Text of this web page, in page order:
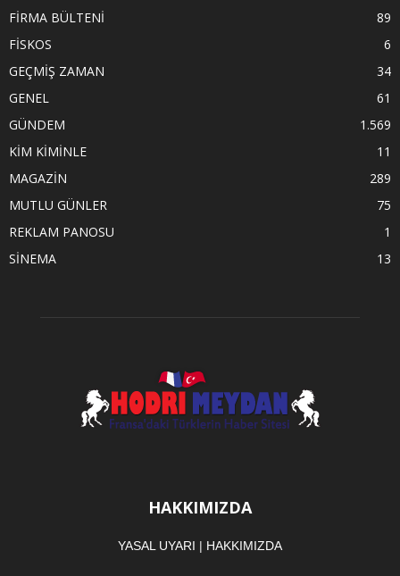
FİRMA BÜLTENİ
89
FİSKOS
6
GEÇMİŞ ZAMAN
34
GENEL
61
GÜNDEM
1.569
KİM KİMİNLE
11
MAGAZİN
289
MUTLU GÜNLER
75
REKLAM PANOSU
1
SİNEMA
13
HAKKIMIZDA
YASAL UYARI | HAKKIMIZDA